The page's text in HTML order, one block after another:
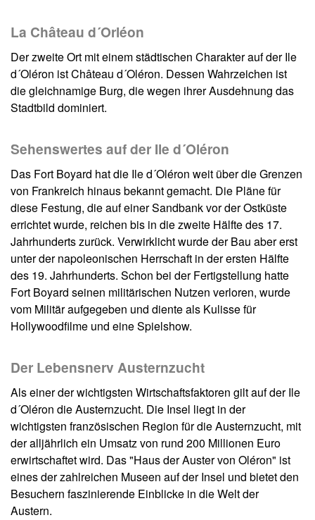
La Château d´Orléon
Der zweite Ort mit einem städtischen Charakter auf der Ile
d´Oléron ist Château d´Oléron. Dessen Wahrzeichen ist
die gleichnamige Burg, die wegen ihrer Ausdehnung das
Stadtbild dominiert.
Sehenswertes auf der Ile d´Oléron
Das Fort Boyard hat die Ile d´Oléron weit über die Grenzen
von Frankreich hinaus bekannt gemacht. Die Pläne für
diese Festung, die auf einer Sandbank vor der Ostküste
errichtet wurde, reichen bis in die zweite Hälfte des 17.
Jahrhunderts zurück. Verwirklicht wurde der Bau aber erst
unter der napoleonischen Herrschaft in der ersten Hälfte
des 19. Jahrhunderts. Schon bei der Fertigstellung hatte
Fort Boyard seinen militärischen Nutzen verloren, wurde
vom Militär aufgegeben und diente als Kulisse für
Hollywoodfilme und eine Spielshow.
Der Lebensnerv Austernzucht
Als einer der wichtigsten Wirtschaftsfaktoren gilt auf der Ile
d´Oléron die Austernzucht. Die Insel liegt in der
wichtigsten französischen Region für die Austernzucht, mit
der alljährlich ein Umsatz von rund 200 Millionen Euro
erwirtschaftet wird. Das "Haus der Auster von Oléron" ist
eines der zahlreichen Museen auf der Insel und bietet den
Besuchern faszinierende Einblicke in die Welt der
Austern.